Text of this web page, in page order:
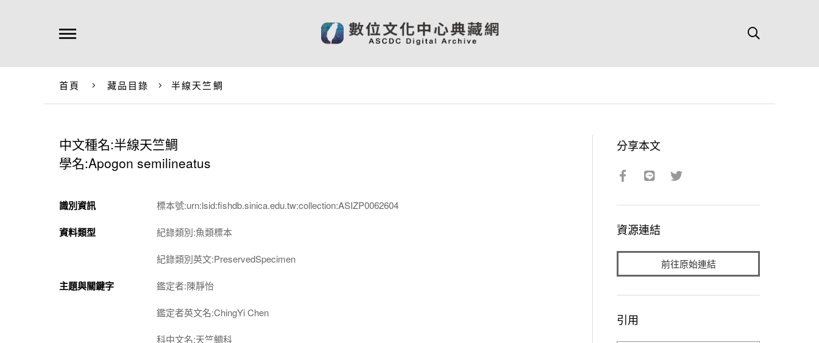
首頁 藏品目錄 半線天竺鯛
中文種名:半線天竺鯛
學名:Apogon semilineatus
識別資訊 標本號:urn:lsid:fishdb.sinica.edu.tw:collection:ASIZP0062604
資料類型 紀錄類別:魚類標本
紀錄類別英文:PreservedSpecimen
主題與關鍵字 鑑定者:陳靜怡
鑑定者英文名:ChingYi Chen
科中文名:天竺鯛科
分享本文
資源連結
前往原始連結
引用